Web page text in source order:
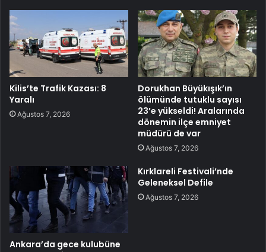
Kilis’te Trafik Kazası: 8
Yaralı
Ağustos 7, 2026
Dorukhan Büyükışık’ın
ölümünde tutuklu sayısı
23’e yükseldi! Aralarında
dönemin ilçe emniyet
müdürü de var
Ağustos 7, 2026
Ankara’da gece kulubüne
Kırklareli Festivali’nde
Geleneksel Defile
Ağustos 7, 2026